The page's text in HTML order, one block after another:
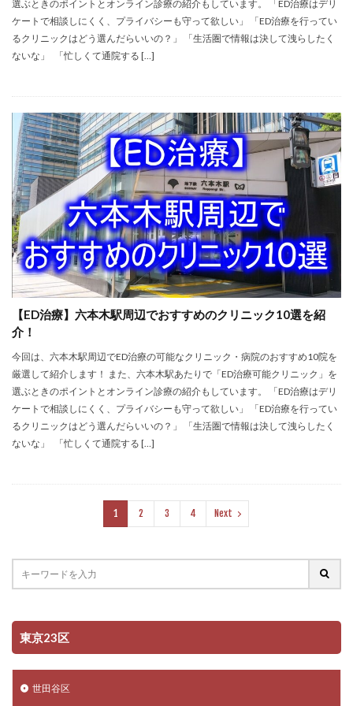
選ぶときのポイントとオンライン診療の紹介もしています。 「ED治療はデリ
ケートで相談しにくく、プライバシーも守って欲しい」 「ED治療を行ってい
るクリニックはどう選んだらいいの？」 「生活圏で情報は決して洩らしたく
ないな」 「忙しくて通院する […]
【ED治療】六本木駅周辺でおすすめのクリニック10選を紹
介！
今回は、六本木駅周辺でED治療の可能なクリニック・病院のおすすめ10院を
厳選して紹介します！ また、六本木駅あたりで「ED治療可能クリニック」を
選ぶときのポイントとオンライン診療の紹介もしています。 「ED治療はデリ
ケートで相談しにくく、プライバシーも守って欲しい」 「ED治療を行ってい
るクリニックはどう選んだらいいの？」 「生活圏で情報は決して洩らしたく
ないな」 「忙しくて通院する […]
1 2 3 4 Next
東京23区
世田谷区